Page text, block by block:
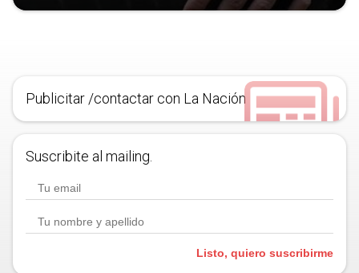
Publicitar /contactar con La Nación
Suscribite al mailing.
Listo, quiero suscribirme